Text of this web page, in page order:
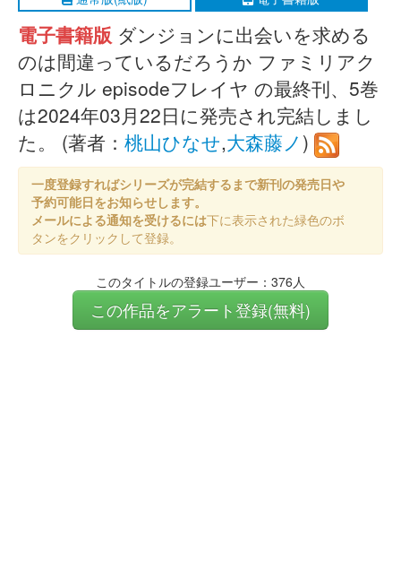
電子書籍版 ダンジョンに出会いを求める
のは間違っているだろうか ファミリアク
ロニクル episodeフレイヤ の最終刊、5巻
は2024年03月22日に発売され完結しまし
た。 (著者： 桃山ひなせ,大森藤ノ )
一度登録すればシリーズが完結するまで新刊の発売日や
予約可能日をお知らせします。
メールによる通知を受けるには下に表示された緑色のボ
タンをクリックして登録。
このタイトルの登録ユーザー：376人
この作品をアラート登録(無料)